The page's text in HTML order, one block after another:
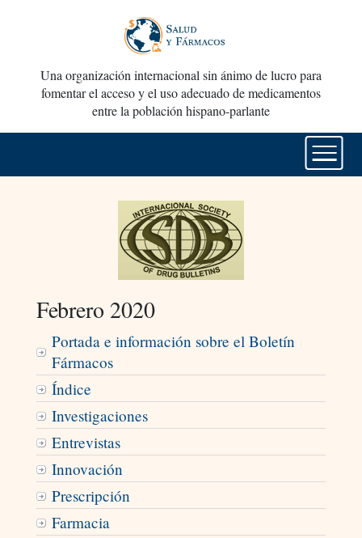
Una organización internacional sin ánimo de lucro para
fomentar el acceso y el uso adecuado de medicamentos
entre la población hispano-parlante
Febrero 2020
Portada e información sobre el Boletín
Fármacos
Índice
Investigaciones
Entrevistas
Innovación
Prescripción
Farmacia